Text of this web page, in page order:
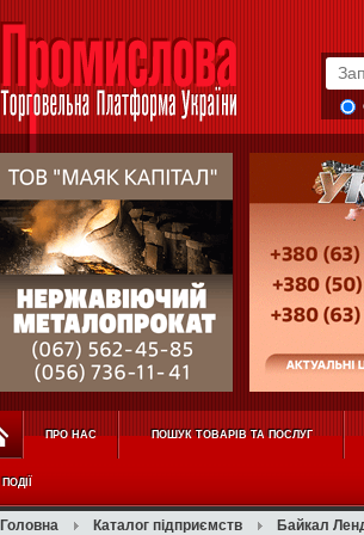
ПРО НАС ПОШУК ТОВАРІВ ТА ПОСЛУГ
ПОДІЇ
Головна Каталог підприємств Байкал